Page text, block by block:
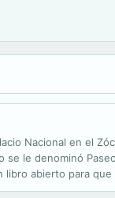
Nacional en el
se le denominó
abierto para
y estatuas